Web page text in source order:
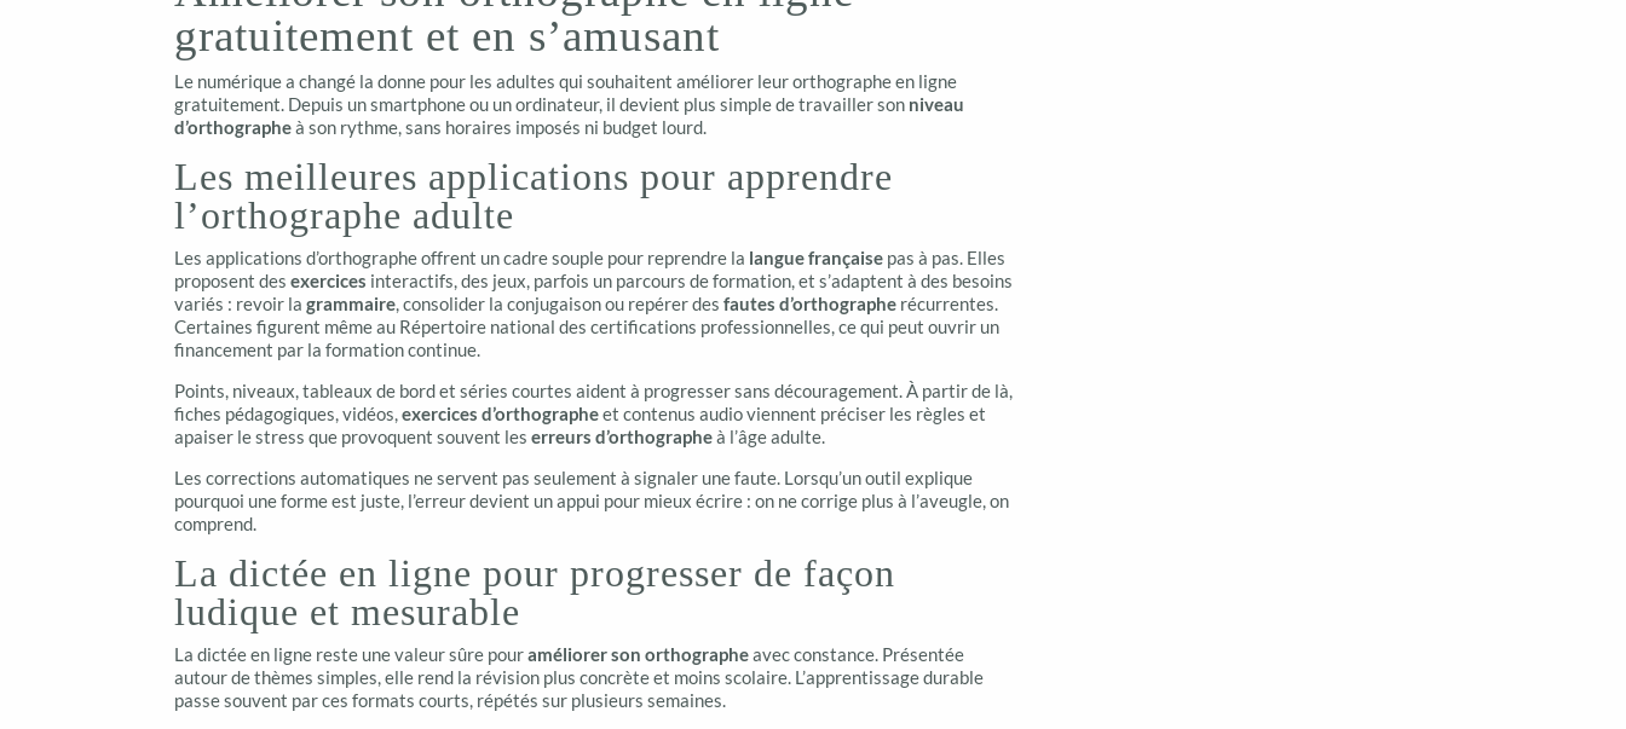
gratuitement et en s’amusant
Le numérique a changé la donne pour les adultes qui souhaitent améliorer leur orthographe en ligne
gratuitement. Depuis un smartphone ou un ordinateur, il devient plus simple de travailler son niveau
d’orthographeà son rythme, sans horaires imposés ni budget lourd.
Les meilleures applications pour apprendre
l’orthographe adulte
Les applications d’orthographe offrent un cadre souple pour reprendre la langue française pas à pas. Elles
proposent desexercices interactifs, des jeux, parfois un parcours de formation, et s’adaptent à des besoins
variés : revoir lagrammaire, consolider la conjugaison ou repérer desfautes d’orthographe récurrentes.
Certaines figurent même au Répertoire national des certifications professionnelles, ce qui peut ouvrir un
financement par la formation continue.
Points, niveaux, tableaux de bord et séries courtes aident à progresser sans découragement. À partir de là,
fiches pédagogiques, vidéos,exercices d’orthographeet contenus audio viennent préciser les règles et
apaiser le stress que provoquent souvent leserreurs d’orthographeà l’âge adulte.
Les corrections automatiques ne servent pas seulement à signaler une faute. Lorsqu’un outil explique
pourquoi une forme est juste, l’erreur devient un appui pour mieux écrire : on ne corrige plus à l’aveugle, on
comprend.
La dictée en ligne pour progresser de façon
ludique et mesurable
La dictée en ligne reste une valeur sûre pouraméliorer son orthographeavec constance. Présentée
autour de thèmes simples, elle rend la révision plus concrète et moins scolaire. L’apprentissage durable
passe souvent par ces formats courts, répétés sur plusieurs semaines.